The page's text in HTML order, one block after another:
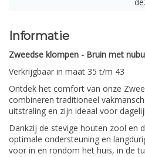
Informatie
Zweedse klompen - Bruin met
Verkrijgbaar in maat 35 t/m 43
Ontdek het comfort van onze
combineren traditioneel
uitstraling en zijn ideaal voor
Dankzij de stevige houten zool en
optimale ondersteuning en
voor in en rondom het huis, in de